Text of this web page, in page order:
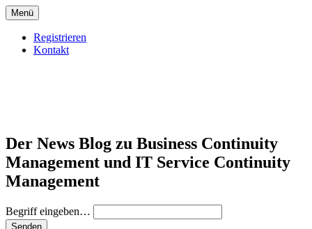
Menü
Registrieren
Kontakt
Der News Blog zu Business Continuity
Management und IT Service Continuity
Management
Begriff eingeben…